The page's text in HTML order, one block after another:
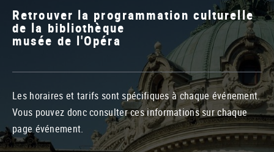
Retrouver la programmation culturelle
de la bibliothèque
musée de l'Opéra
Les horaires et tarifs sont spécifiques à chaque événement.
Vous pouvez donc consulter ces informations sur chaque
page événement.